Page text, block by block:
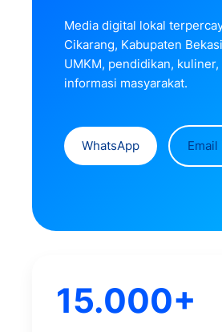
Media digital lokal
Cikarang, Kabupaten
UMKM, pendidikan,
informasi masyarakat.
WhatsApp Email
15.000+